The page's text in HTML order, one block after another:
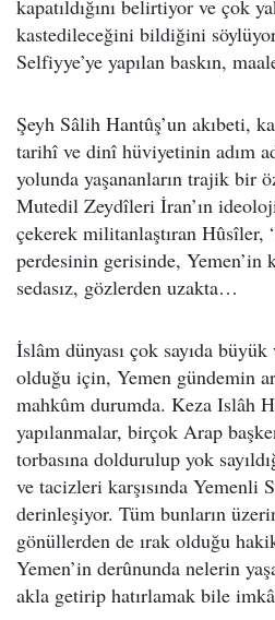
kapatıldığını belirtiyor ve çok
kastedileceğini bildiğini
Selfiyye’ye yapılan baskın,
Şeyh Sâlih Hantûş’un akıbeti,
tarihî ve dinî hüviyetinin adım
yolunda yaşananların trajik bir
Mutedil Zeydîleri İran’ın
çekerek militanlaştıran Hûsîler,
perdesinin gerisinde, Yemen’in
sedasız, gözlerden uzakta…
İslâm dünyası çok sayıda
olduğu için, Yemen gündemin
mahkûm durumda. Keza Islâh
yapılanmalar, birçok Arap
torbasına doldurulup yok
ve tacizleri karşısında Yemenli
derinleşiyor. Tüm bunların
gönüllerden de ırak olduğu
Yemen’in derûnunda nelerin
akla getirip hatırlamak bile